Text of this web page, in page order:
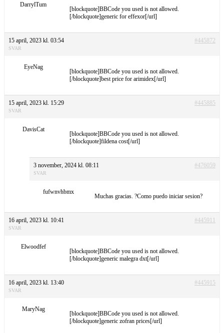
DarrylTum
[blockquote]BBCode you used is not allowed.
[/blockquote]generic for effexor[/url]
15 april, 2023 kl. 03:54 #445872
SVAR
EyeNag
[blockquote]BBCode you used is not allowed.
[/blockquote]best price for arimidex[/url]
15 april, 2023 kl. 15:29 #445885
SVAR
DavisCat
[blockquote]BBCode you used is not allowed.
[/blockquote]fildena cost[/url]
3 november, 2024 kl. 08:11 #476059
SVAR
fufwnvhbmx
Muchas gracias. ?Como puedo iniciar sesion?
16 april, 2023 kl. 10:41 #445911
SVAR
Elwoodfef
[blockquote]BBCode you used is not allowed.
[/blockquote]generic malegra dxt[/url]
16 april, 2023 kl. 13:40 #445915
SVAR
MaryNag
[blockquote]BBCode you used is not allowed.
[/blockquote]generic zofran prices[/url]